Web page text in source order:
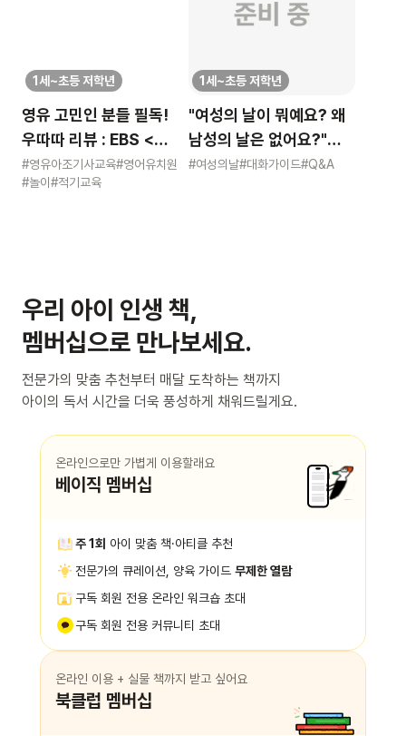
1세~초등 저학년
영유 고민인 분들 필독!
우따따 리뷰 : EBS <
영유아 사교육 보고서>
#영유아조기사교육#영어유치원
#놀이 #적기교육
1세~초등 저학년
"여성의 날이 뭐예요? 왜
남성의 날은 없어요?"
묻는 어린이에게 이렇게
#여성의날#대화가이드#Q&A
우리 아이 인생 책,
멤버십으로 만나보세요.
전문가의 맞춤 추천부터 매달 도착하는 책까지
아이의 독서 시간을 더욱 풍성하게 채워드릴게요.
온라인으로만 가볍게 이용할래요
베이직 멤버십
주 1회 아이 맞춤 책·아티클 추천
전문가의 큐레이션, 양육 가이드 무제한 열람
구독 회원 전용 온라인 워크숍 초대
구독 회원 전용 커뮤니티 초대
온라인 이용 + 실물 책까지 받고 싶어요
북클럽 멤버십